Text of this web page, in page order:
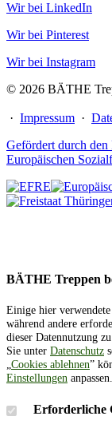
Wir bei LinkedIn
Wir bei Pinterest
Wir bei Instagram
© 2026 BÄTHE
· Impressum ·
Gefördert durch den
Europäischen
BÄTHE Treppen
Einige hier
während andere
dieser Datennutzung
Sie unter Datenschutz
„Cookies ablehnen”
Einstellungen anpassen.
Erforderliche